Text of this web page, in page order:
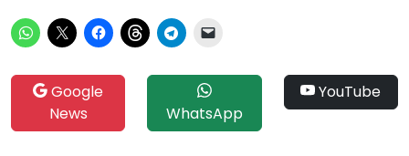
Google
News
WhatsApp
YouTube